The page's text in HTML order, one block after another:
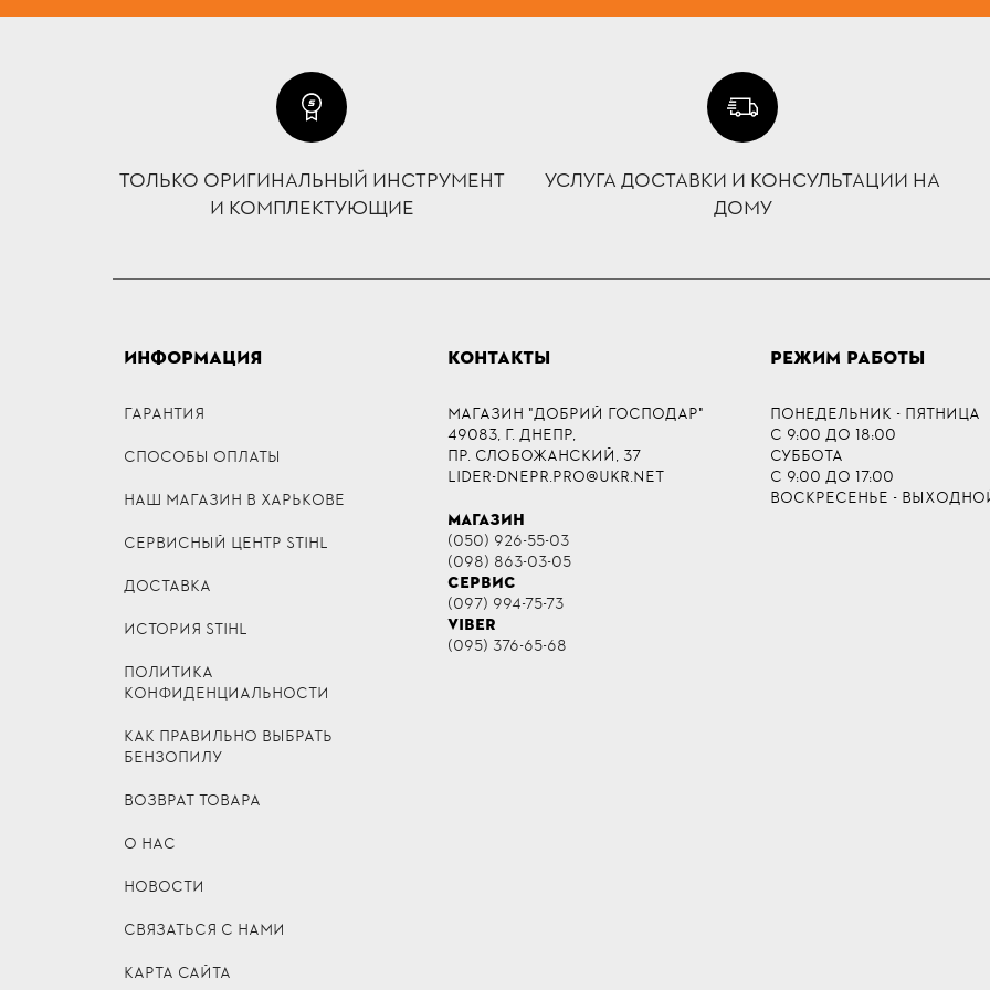
ТОЛЬКО ОРИГИНАЛЬНЫЙ ИНСТРУМЕНТ
И КОМПЛЕКТУЮЩИЕ
УСЛУГА ДОСТАВКИ И КОНСУЛЬТАЦИИ НА
ДОМУ
ИНФОРМАЦИЯ
ГАРАНТИЯ
СПОСОБЫ ОПЛАТЫ
НАШ МАГАЗИН В ХАРЬКОВЕ
СЕРВИСНЫЙ ЦЕНТР STIHL
ДОСТАВКА
ИСТОРИЯ STIHL
ПОЛИТИКА
КОНФИДЕНЦИАЛЬНОСТИ
КАК ПРАВИЛЬНО ВЫБРАТЬ
БЕНЗОПИЛУ
ВОЗВРАТ ТОВАРА
О НАС
НОВОСТИ
СВЯЗАТЬСЯ С НАМИ
КАРТА САЙТА
КОНТАКТЫ
МАГАЗИН "ДОБРИЙ ГОСПОДАР"
49083, Г. ДНЕПР,
ПР. СЛОБОЖАНСКИЙ, 37
LIDER-DNEPR.PRO@UKR.NET
МАГАЗИН
(050) 926-55-03
(098) 863-03-05
СЕРВИС
(097) 994-75-73
VIBER
(095) 376-65-68
РЕЖИМ РАБОТЫ
ПОНЕДЕЛЬНИК - ПЯТНИЦА
С 9:00 ДО 18:00
СУББОТА
С 9:00 ДО 17:00
ВОСКРЕСЕНЬЕ -